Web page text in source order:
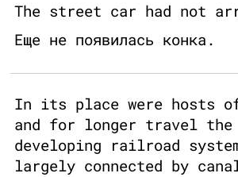
The street car had not
Еще не появилась конка.
In its place were hosts of
and for longer travel the
developing railroad
largely connected by